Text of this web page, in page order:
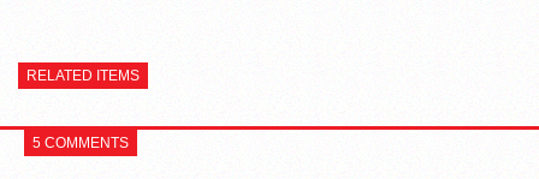
RELATED ITEMS
5 COMMENTS